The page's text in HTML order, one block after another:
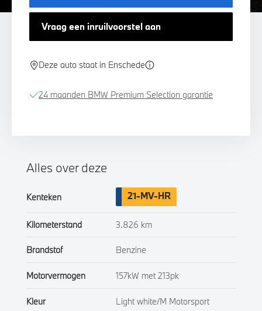
Vraag een inruilvoorstel aan
Deze auto staat in Enschede
24 maanden BMW Premium Selection garantie
Alles over deze
Kenteken 21-MV-HR
Kilometerstand 3.826 km
Brandstof Benzine
Motorvermogen 157kW met 213pk
Kleur Light white/M Motorsport